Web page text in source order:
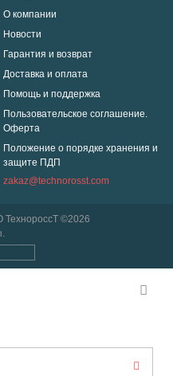
О компании
Новости
Гарантия и возврат
Доставка и оплата
Помощь и поддержка
Пользовательское соглашение.
Оферта
Положение о порядке хранения и
защите ПДП
zakaz@technorosst.com
ТехнороссТ ©2026